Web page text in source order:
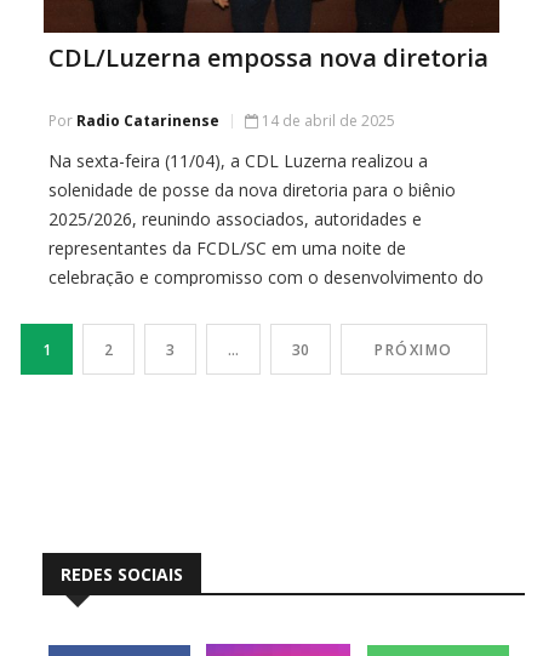
CDL/Luzerna empossa nova diretoria
Por Radio Catarinense 14 de abril de 2025
Na sexta-feira (11/04), a CDL Luzerna realizou a
solenidade de posse da nova diretoria para o biênio
2025/2026, reunindo associados, autoridades e
representantes da FCDL/SC em uma noite de
celebração e compromisso com o desenvolvimento do
entidade, com a missão de ampliar programas de apoio,
1 2 3 … 30 PRÓXIMO
REDES SOCIAIS